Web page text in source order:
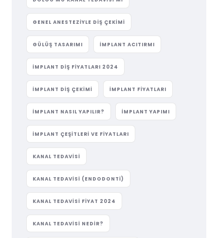
GENEL ANESTEZIYLE DIŞ ÇEKIMI
GÜLÜŞ TASARIMI IMPLANT ACITIRMI
IMPLANT DIŞ FIYATLARI 2024
IMPLANT DIŞ ÇEKIMI IMPLANT FIYATLARI
IMPLANT NASIL YAPILIR? IMPLANT YAPIMI
IMPLANT ÇEŞITLERI VE FIYATLARI
KANAL TEDAVISI
KANAL TEDAVISI (ENDODONTI)
KANAL TEDAVISI FIYAT 2024
KANAL TEDAVISI NEDIR?